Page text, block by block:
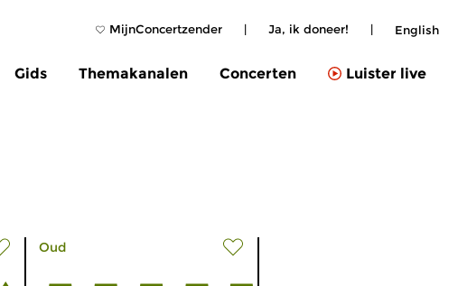
MijnConcertzender | Ja, ik doneer! | English
Gids Themakanalen Concerten Luister live
Oud